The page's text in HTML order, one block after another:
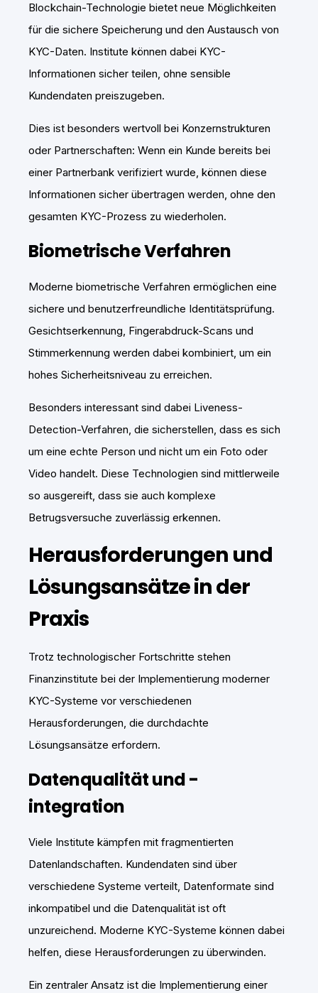
Blockchain-Technologie bietet neue Möglichkeiten
für die sichere Speicherung und den Austausch von
KYC-Daten. Institute können dabei KYC-
Informationen sicher teilen, ohne sensible
Kundendaten preiszugeben.
Dies ist besonders wertvoll bei Konzernstrukturen
oder Partnerschaften: Wenn ein Kunde bereits bei
einer Partnerbank verifiziert wurde, können diese
Informationen sicher übertragen werden, ohne den
gesamten KYC-Prozess zu wiederholen.
Biometrische Verfahren
Moderne biometrische Verfahren ermöglichen eine
sichere und benutzerfreundliche Identitätsprüfung.
Gesichtserkennung, Fingerabdruck-Scans und
Stimmerkennung werden dabei kombiniert, um ein
hohes Sicherheitsniveau zu erreichen.
Besonders interessant sind dabei Liveness-
Detection-Verfahren, die sicherstellen, dass es sich
um eine echte Person und nicht um ein Foto oder
Video handelt. Diese Technologien sind mittlerweile
so ausgereift, dass sie auch komplexe
Betrugsversuche zuverlässig erkennen.
Herausforderungen und
Lösungsansätze in der
Praxis
Trotz technologischer Fortschritte stehen
Finanzinstitute bei der Implementierung moderner
KYC-Systeme vor verschiedenen
Herausforderungen, die durchdachte
Lösungsansätze erfordern.
Datenqualität und -
integration
Viele Institute kämpfen mit fragmentierten
Datenlandschaften. Kundendaten sind über
verschiedene Systeme verteilt, Datenformate sind
inkompatibel und die Datenqualität ist oft
unzureichend. Moderne KYC-Systeme können dabei
helfen, diese Herausforderungen zu überwinden.
Ein zentraler Ansatz ist die Implementierung einer